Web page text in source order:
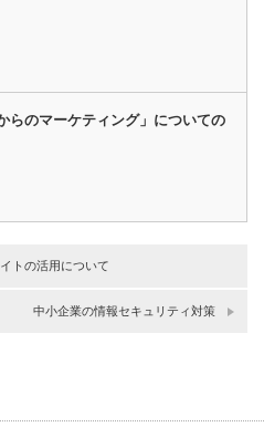
らのマーケティング」についての
トの活用について
中小企業の情報セキュリティ対策